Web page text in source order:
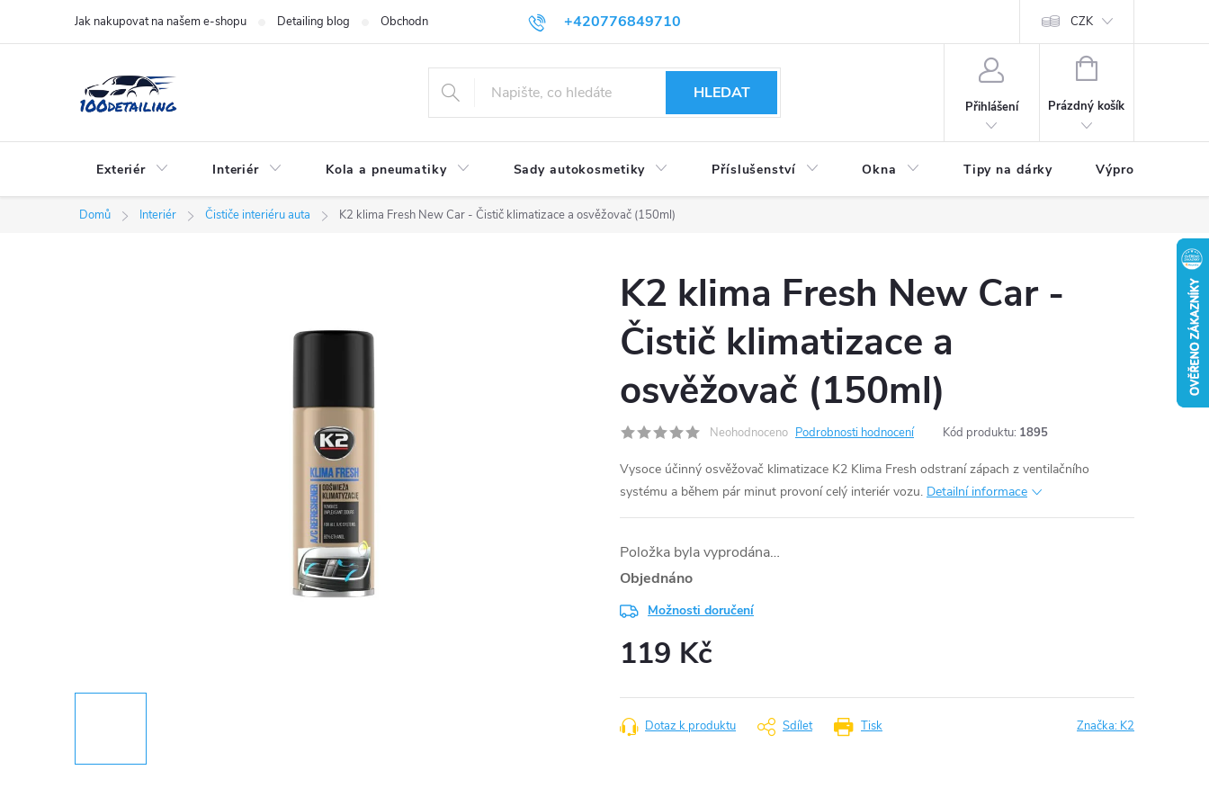
+420776849710
Jak nakupovat na našem e-shopu Detailing blog Obchodní podmínky Podmínky ochrany osobních údajů CZK
HLEDAT
Přihlášení
NÁKUPNÍ
Prázdný košík
Exteriér Interiér Kola a pneumatiky Sady autokosmetiky Příslušenství Okna Tipy na dárky Výprodej skladu
Domů Interiér Čističe interiéru auta K2 klima Fresh New Car - Čistič klimatizace a osvěžovač (150ml)
K2 klima Fresh New Car -
Čistič klimatizace a
osvěžovač (150ml)
Neohodnoceno Podrobnosti hodnocení Kód produktu: 1895
Vysoce účinný osvěžovač klimatizace K2 Klima Fresh odstraní zápach z ventilačního
systému a během pár minut provoní celý interiér vozu. Detailní informace
Položka byla vyprodána…
Objednáno
Možnosti doručení
119 Kč
cena:
Tisk
Dotaz k produktu Sdílet Značka: K2